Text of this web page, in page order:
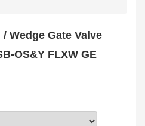
Wedge Gate Valve
OS&Y FLXW GE